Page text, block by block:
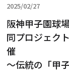
2025/02/27
阪神甲子園球
同プロジェク
催
～伝統の「甲